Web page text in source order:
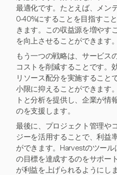
最適化です。たとえば、メン
0-40%にすることを目指すこ
きます。この収益源を増やす
を向上させることができます。
もう一つの戦略は、サービス
コストを削減することです。
リソース配分を実施すること
小限に抑えることができます
トと分析を提供し、企業が情
のを支援します。
最後に、プロジェクト管理や
ジーを活用することで、利益
ができます。Harvestのツー
の目標を達成するのをサポー
が利益を上げられるようにしま